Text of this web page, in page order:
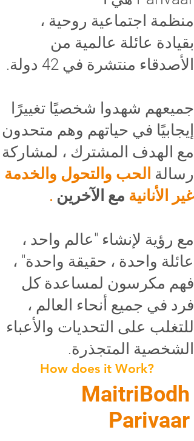
منظمة اجتماعية روحية ،
بقيادة عائلة عالمية من
الأصدقاء منتشرة في 42 دولة.
جميعهم شهدوا شخصيًا تغييرًا
إيجابيًا في حياتهم وهم متحدون
مع الهدف المشترك ، لمشاركة
رسالة الحب والتحول والخدمة
غير الأنانية مع الآخرين .
مع رؤية لإنشاء "عالم واحد ،
عائلة واحدة ، حقيقة واحدة" ،
فهم مكرسون لمساعدة كل
فرد في جميع أنحاء العالم ،
للتغلب على التحديات والأعباء
الشخصية المتجذرة.
How does it Work?
MaitriBodh
Parivaar